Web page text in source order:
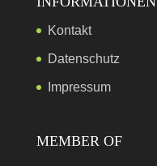
Kontakt
Datenschutz
Impressum
MEMBER OF